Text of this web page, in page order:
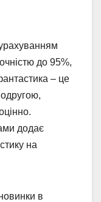
до 95%,
– це
додає
на
в